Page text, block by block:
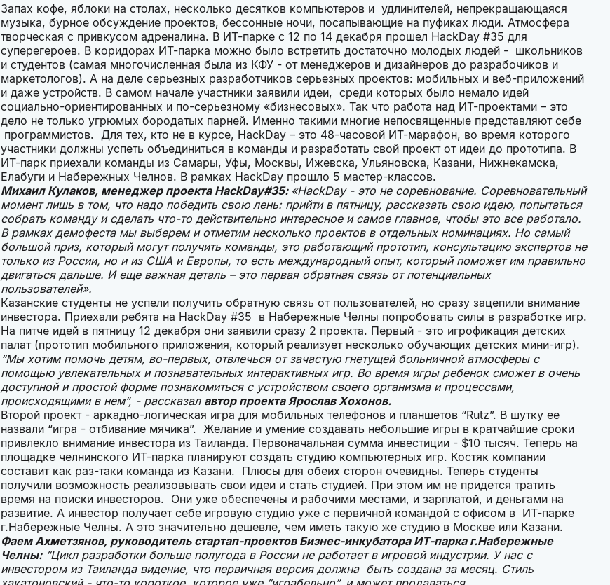
Запах кофе, яблоки на столах, несколько десятков компьютеров и удлинителей, непрекращающаяся
музыка, бурное обсуждение проектов, бессонные ночи, посапывающие на пуфиках люди. Атмосфера
творческая с привкусом адреналина. В ИТ-парке с 12 по 14 декабря прошел HackDay #35 для
суперегероев. В коридорах ИТ-парка можно было встретить достаточно молодых людей - школьников
и студентов (самая многочисленная была из КФУ - от менеджеров и дизайнеров до разрабочиков и
маркетологов). А на деле серьезных разработчиков серьезных проектов: мобильных и веб-приложений
и даже устройств. В самом начале участники заявили идеи, среди которых было немало идей
социально-ориентированных и по-серьезному «бизнесовых». Так что работа над ИТ-проектами – это
дело не только угрюмых бородатых парней. Именно такими многие непосвященные представляют себе
программистов. Для тех, кто не в курсе, HackDay – это 48-часовой ИТ-марафон, во время которого
участники должны успеть объединиться в команды и разработать свой проект от идеи до прототипа. В
ИТ-парк приехали команды из Самары, Уфы, Москвы, Ижевска, Ульяновска, Казани, Нижнекамска,
Елабуги и Набережных Челнов. В рамках HackDay прошло 5 мастер-классов.
Михаил Кулаков, менеджер проекта HackDay#35: «HackDay - это не соревнование. Соревновательный
момент лишь в том, что надо победить свою лень: прийти в пятницу, рассказать свою идею, попытаться
собрать команду и сделать что-то действительно интересное и самое главное, чтобы это все работало.
В рамках демофеста мы выберем и отметим несколько проектов в отдельных номинациях. Но самый
большой приз, который могут получить команды, это работающий прототип, консультацию экспертов не
только из России, но и из США и Европы, то есть международный опыт, который поможет им правильно
двигаться дальше. И еще важная деталь – это первая обратная связь от потенциальных
пользователей».
Казанские студенты не успели получить обратную связь от пользователей, но сразу зацепили внимание
инвестора. Приехали ребята на HackDay #35 в Набережные Челны попробовать силы в разработке игр.
На питче идей в пятницу 12 декабря они заявили сразу 2 проекта. Первый - это игрофикация детских
палат (прототип мобильного приложения, который реализует несколько обучающих детских мини-игр).
“Мы хотим помочь детям, во-первых, отвлечься от зачастую гнетущей больничной атмосферы с
помощью увлекательных и познавательных интерактивных игр. Во время игры ребенок сможет в очень
доступной и простой форме познакомиться с устройством своего организма и процессами,
происходящими в нем”, - рассказал автор проекта Ярослав Хохонов.
Второй проект - аркадно-логическая игра для мобильных телефонов и планшетов “Rutz”. В шутку ее
назвали “игра - отбивание мячика”. Желание и умение создавать небольшие игры в кратчайшие сроки
привлекло внимание инвестора из Таиланда. Первоначальная сумма инвестиции - $10 тысяч. Теперь на
площадке челнинского ИТ-парка планируют создать студию компьютерных игр. Костяк компании
составит как раз-таки команда из Казани. Плюсы для обеих сторон очевидны. Теперь студенты
получили возможность реализовывать свои идеи и стать студией. При этом им не придется тратить
время на поиски инвесторов. Они уже обеспечены и рабочими местами, и зарплатой, и деньгами на
развитие. А инвестор получает себе игровую студию уже с первичной командой с офисом в ИТ-парке
г.Набережные Челны. А это значительно дешевле, чем иметь такую же студию в Москве или Казани.
Фаем Ахметзянов, руководитель стартап-проектов Бизнес-инкубатора ИТ-парка г.Набережные
Челны:“Цикл разработки больше полугода в России не работает в игровой индустрии. У нас с
инвестором из Таиланда видение, что первичная версия должна быть создана за месяц. Стиль